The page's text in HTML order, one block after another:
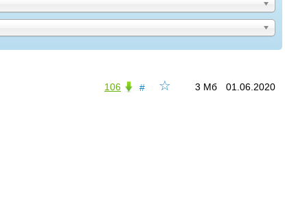
☆
# 01.06.2020
3 Мб
106